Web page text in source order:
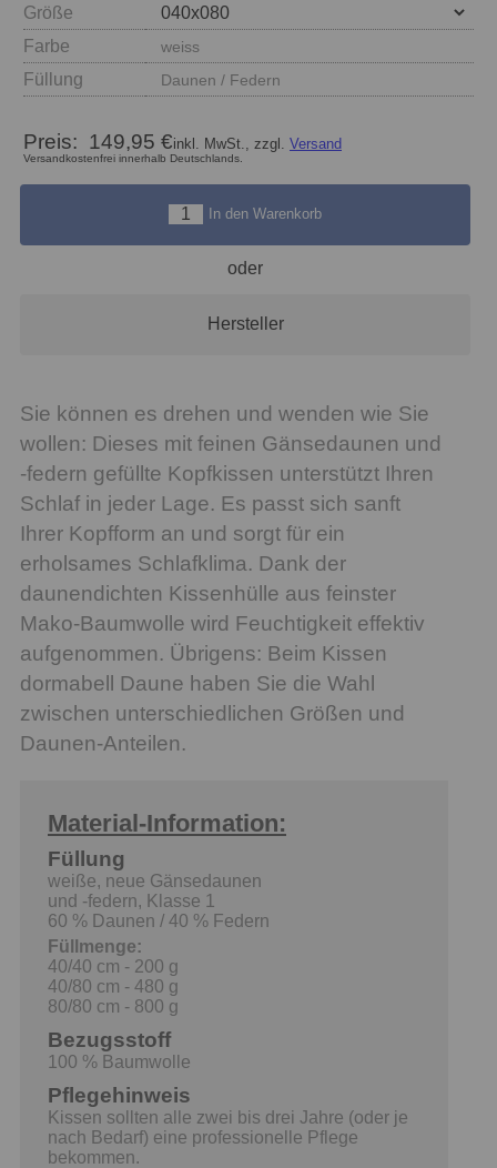
Größe
Farbe
weiss
Füllung Daunen / Federn
Preis: 149,95 €inkl. MwSt., zzgl. Versand
Versandkostenfrei innerhalb Deutschlands.
In den Warenkorb
oder
Hersteller
Sie können es drehen und wenden wie Sie
wollen: Dieses mit feinen Gänsedaunen und
-federn gefüllte Kopfkissen unterstützt Ihren
Schlaf in jeder Lage. Es passt sich sanft
Ihrer Kopfform an und sorgt für ein
erholsames Schlafklima. Dank der
daunendichten Kissenhülle aus feinster
Mako-Baumwolle wird Feuchtigkeit effektiv
aufgenommen. Übrigens: Beim Kissen
dormabell Daune haben Sie die Wahl
zwischen unterschiedlichen Größen und
Daunen-Anteilen.
Material-Information:
Füllung
weiße, neue Gänsedaunen
und -federn, Klasse 1
60 % Daunen / 40 % Federn
Füllmenge:
40/40 cm - 200 g
40/80 cm - 480 g
80/80 cm - 800 g
Bezugsstoff
100 % Baumwolle
Pflegehinweis
Kissen sollten alle zwei bis drei Jahre (oder je
nach Bedarf) eine professionelle Pflege
bekommen.